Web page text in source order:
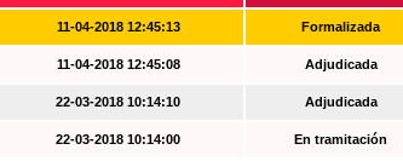
11-04-2018 12:45:13 Formalizada
11-04-2018 12:45:08 Adjudicada
22-03-2018 10:14:10 Adjudicada
22-03-2018 10:14:00 En tramitación